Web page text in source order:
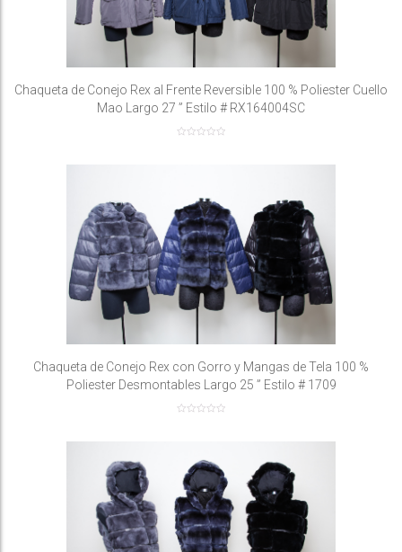
Chaqueta de Conejo Rex al Frente Reversible 100 % Poliester Cuello
Mao Largo 27 ” Estilo # RX164004SC
Chaqueta de Conejo Rex con Gorro y Mangas de Tela 100 %
Poliester Desmontables Largo 25 ” Estilo # 1709